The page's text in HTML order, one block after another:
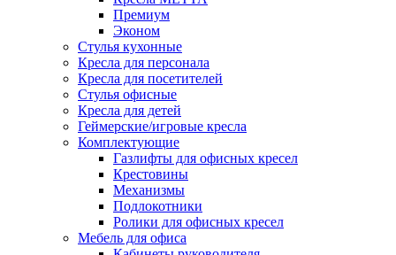
Премиум
Эконом
Стулья кухонные
Кресла для персонала
Кресла для посетителей
Стулья офисные
Кресла для детей
Геймерские/игровые кресла
Комплектующие
Газлифты для офисных кресел
Крестовины
Механизмы
Подлокотники
Ролики для офисных кресел
Мебель для офиса